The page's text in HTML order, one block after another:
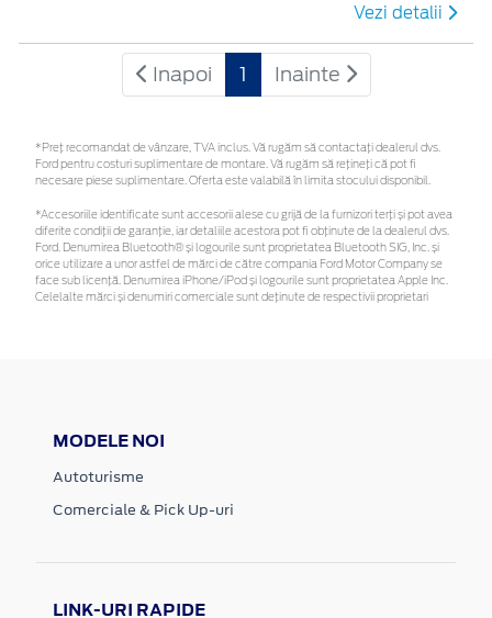
Vezi detalii
Inapoi 1 Inainte
*Preţ recomandat de vânzare, TVA inclus. Vă rugăm să contactaţi dealerul dvs.
Ford pentru costuri suplimentare de montare. Vă rugăm să rețineți că pot fi
necesare piese suplimentare. Oferta este valabilă în limita stocului disponibil.
*Accesoriile identificate sunt accesorii alese cu grijă de la furnizori terți și pot avea
diferite condiții de garanție, iar detaliile acestora pot fi obținute de la dealerul dvs.
Ford. Denumirea Bluetooth® și logourile sunt proprietatea Bluetooth SIG, Inc. și
orice utilizare a unor astfel de mărci de către compania Ford Motor Company se
face sub licență. Denumirea iPhone/iPod și logourile sunt proprietatea Apple Inc.
Celelalte mărci și denumiri comerciale sunt deținute de respectivii proprietari
MODELE NOI
Autoturisme
Comerciale & Pick Up-uri
LINK-URI RAPIDE